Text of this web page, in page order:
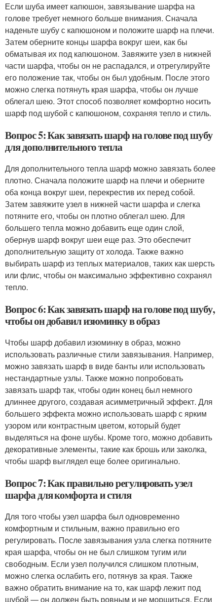
Если шуба имеет капюшон, завязывание шарфа на
голове требует немного больше внимания. Сначала
наденьте шубу с капюшоном и положите шарф на плечи.
Затем оберните концы шарфа вокруг шеи, как бы
обматывая их под капюшоном. Завяжите узел в нижней
части шарфа, чтобы он не распадался, и отрегулируйте
его положение так, чтобы он был удобным. После этого
можно слегка потянуть края шарфа, чтобы он лучше
облегал шею. Этот способ позволяет комфортно носить
шарф под шубой с капюшоном, сохраняя тепло и стиль.
Вопрос 5: Как завязать шарф на голове под шубу
для дополнительного тепла
Для дополнительного тепла шарф можно завязать более
плотно. Сначала положите шарф на плечи и оберните
оба конца вокруг шеи, перекрестив их перед собой.
Затем завяжите узел в нижней части шарфа и слегка
потяните его, чтобы он плотно облегал шею. Для
большего тепла можно добавить еще один слой,
обернув шарф вокруг шеи еще раз. Это обеспечит
дополнительную защиту от холода. Также важно
выбирать шарф из теплых материалов, таких как шерсть
или флис, чтобы он максимально эффективно сохранял
тепло.
Вопрос 6: Как завязать шарф на голове под шубу,
чтобы он добавил изюминку в образ
Чтобы шарф добавил изюминку в образ, можно
использовать различные стили завязывания. Например,
можно завязать шарф в виде банты или использовать
нестандартные узлы. Также можно попробовать
завязать шарф так, чтобы один конец был немного
длиннее другого, создавая асимметричный эффект. Для
большего эффекта можно использовать шарф с ярким
узором или контрастным цветом, который будет
выделяться на фоне шубы. Кроме того, можно добавить
декоративные элементы, такие как брошь или заколка,
чтобы шарф выглядел еще более оригинально.
Вопрос 7: Как правильно регулировать узел
шарфа для комфорта и стиля
Для того чтобы узел шарфа был одновременно
комфортным и стильным, важно правильно его
регулировать. После завязывания узла слегка потяните
края шарфа, чтобы он не был слишком тугим или
свободным. Если узел получился слишком плотным,
можно слегка ослабить его, потянув за края. Также
важно обратить внимание на то, как шарф лежит под
шубой — он должен быть ровным и не морщиться. Если